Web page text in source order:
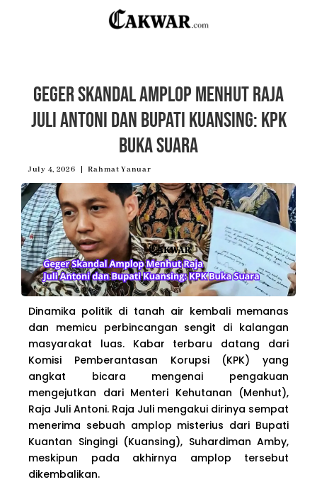
Geger Skandal Amplop Menhut Raja
Juli Antoni dan Bupati Kuansing: KPK
Buka Suara
July 4, 2026 Rahmat Yanuar
Dinamika politik di tanah air kembali memanas
dan memicu perbincangan sengit di kalangan
masyarakat luas. Kabar terbaru datang dari
Komisi Pemberantasan Korupsi (KPK) yang
angkat bicara mengenai pengakuan
mengejutkan dari Menteri Kehutanan (Menhut),
Raja Juli Antoni. Raja Juli mengakui dirinya sempat
menerima sebuah amplop misterius dari Bupati
Kuantan Singingi (Kuansing), Suhardiman Amby,
meskipun pada akhirnya amplop tersebut
dikembalikan.